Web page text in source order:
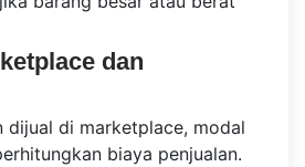
dan
dijual di marketplace, modal
biaya penjualan.